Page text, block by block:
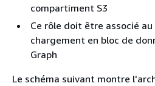
compartiment S3
Ce rôle doit être associé
chargement en bloc de
Graph
Le schéma suivant montre